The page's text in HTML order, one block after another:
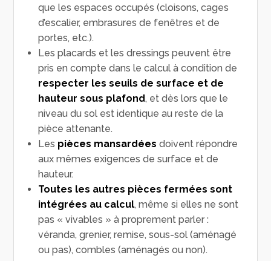
que les espaces occupés (cloisons, cages
d’escalier, embrasures de fenêtres et de
portes, etc.).
Les placards et les dressings peuvent être
pris en compte dans le calcul à condition de
respecter les seuils de surface et de
hauteur sous plafond, et dès lors que le
niveau du sol est identique au reste de la
pièce attenante.
Les pièces mansardées doivent répondre
aux mêmes exigences de surface et de
hauteur.
Toutes les autres pièces fermées sont
intégrées au calcul, même si elles ne sont
pas « vivables » à proprement parler :
véranda, grenier, remise, sous-sol (aménagé
ou pas), combles (aménagés ou non).